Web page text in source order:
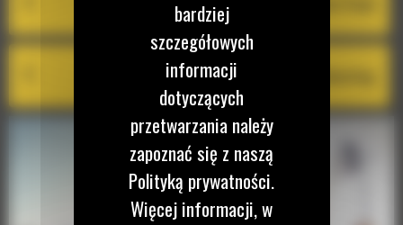
Cat Remote Troubleshooting
bardziej
szczegółowych
informacji
dotyczących
przetwarzania należy
zapoznać się z naszą
Polityką prywatności.
Więcej informacji, w